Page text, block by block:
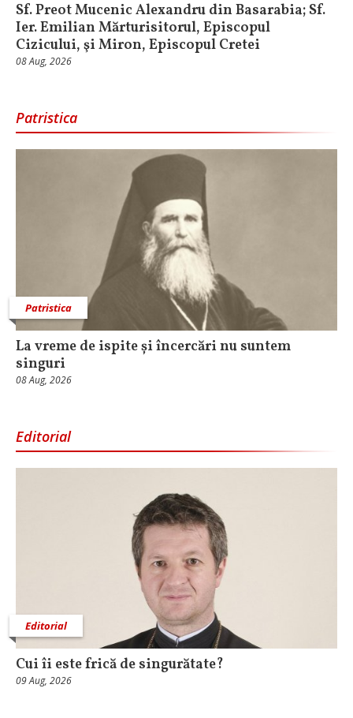
Sf. Preot Mucenic Alexandru din Basarabia; Sf.
Ier. Emilian Mărturisitorul, Episcopul
Cizicului, şi Miron, Episcopul Cretei
08 Aug, 2026
Patristica
Patristica
La vreme de ispite și încercări nu suntem
singuri
08 Aug, 2026
Editorial
Editorial
Cui îi este frică de singurătate?
09 Aug, 2026